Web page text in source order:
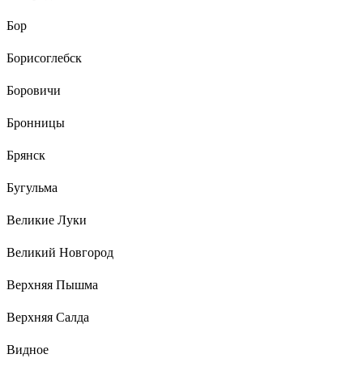
Бор
Борисоглебск
Боровичи
Бронницы
Брянск
Бугульма
Великие Луки
Великий Новгород
Верхняя Пышма
Верхняя Салда
Видное